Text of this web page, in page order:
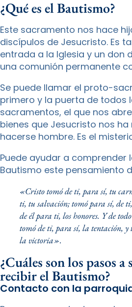
¿Qué es el Bautismo?
Este sacramento nos hace
discípulos de Jesucristo. Es
entrada a la Iglesia y un don
una comunión permanente
Se puede llamar el proto-
primero y la puerta de todos
sacramentos, el que nos
bienes que Jesucristo nos
hacerse hombre. Es el
Puede ayudar a comprender
Bautismo este pensamiento
«Cristo tomó de ti, para sí, tu
ti, tu salvación; tomó para sí, de
de él para ti, los honores. Y de todo
tomó de ti, para sí, la tentación, y
la victoria».
¿Cuáles son los pasos a
recibir el Bautismo?
Contacto con la